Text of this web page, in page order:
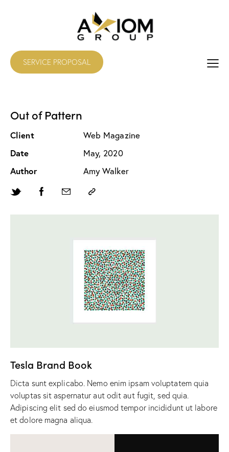
SERVICE PROPOSAL
Out of Pattern
Client
Web Magazine
Date
May, 2020
Author
Amy Walker
Tesla Brand Book
Dicta sunt explicabo. Nemo enim ipsam voluptatem quia
voluptas sit aspernatur aut odit aut fugit, sed quia.
Adipiscing elit sed do eiusmod tempor incididunt ut labore
et dolore magna aliqua.